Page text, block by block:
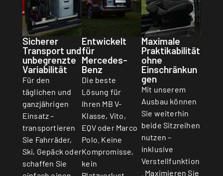
Sicherer
Transport und
unbegrenzte
Variabilität
Für den
täglichen und
ganzjährigen
Einsatz –
transportieren
Sie Fahrräder,
Ski, Gepäck oder
schaffen Sie
Entwickelt
für
Mercedes-
Benz
Die beste
Lösung für
Ihren MB V-
Klasse, Vito,
EQV oder Marco
Polo. Keine
Kompromisse,
kein
Maximale
Praktikabilität
ohne
Einschränkun
gen
Mit unserem
Ausbau können
Sie weiterhin
beide Sitzreihen
nutzen –
inklusive
Verstellfunktion
. Maximieren Sie